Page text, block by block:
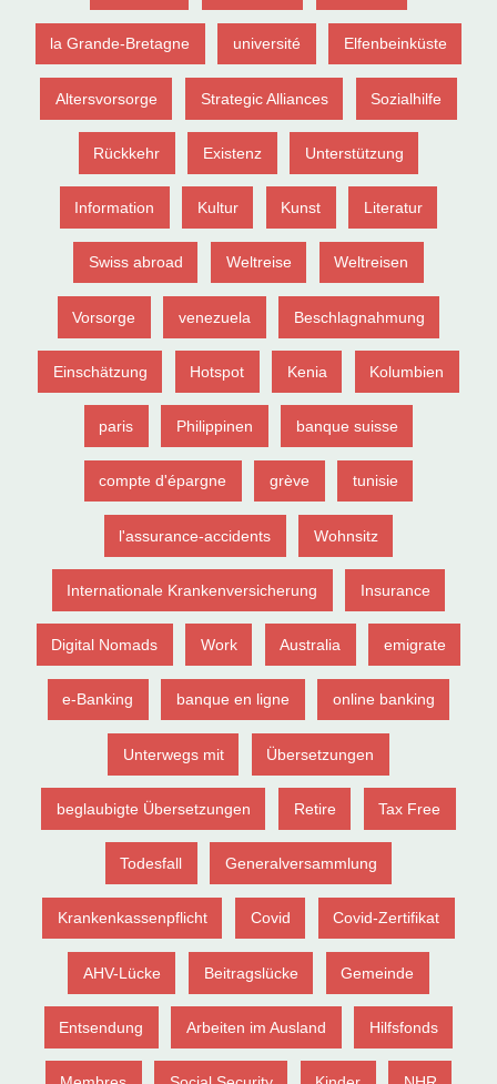
la Grande-Bretagne université Elfenbeinküste
Altersvorsorge Strategic Alliances Sozialhilfe
Rückkehr Existenz Unterstützung
Information Kultur Kunst Literatur
Swiss abroad Weltreise Weltreisen
Vorsorge venezuela Beschlagnahmung
Einschätzung Hotspot Kenia Kolumbien
paris Philippinen banque suisse
compte d'épargne grève tunisie
l'assurance-accidents Wohnsitz
Internationale Krankenversicherung Insurance
Digital Nomads Work Australia emigrate
e-Banking banque en ligne online banking
Unterwegs mit Übersetzungen
beglaubigte Übersetzungen Retire Tax Free
Todesfall Generalversammlung
Krankenkassenpflicht Covid Covid-Zertifikat
AHV-Lücke Beitragslücke Gemeinde
Entsendung Arbeiten im Ausland Hilfsfonds